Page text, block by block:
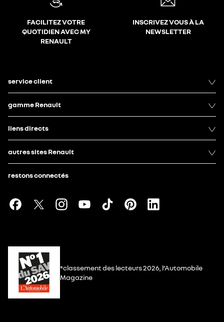
FACILITEZ VOTRE
QUOTIDIEN AVEC MY
RENAULT
INSCRIVEZ VOUS À LA
NEWSLETTER
service client
gamme Renault
liens directs
autres sites Renault
restons connectés
*classement des lecteurs 2026, l’Automobile
Magazine